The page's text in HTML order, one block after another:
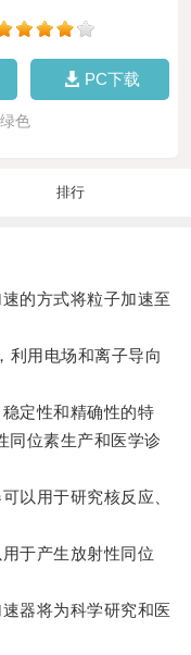
PC下载
色
排行
的方式将粒子加速至
用电场和离子导向
定性和精确性的特
同位素生产和医学诊
用于研究核反应、
于产生放射性同位
器将为科学研究和医